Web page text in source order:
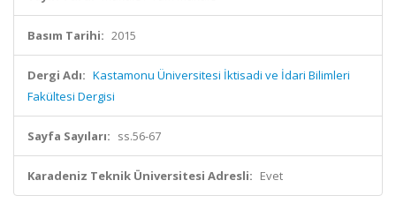
Basım Tarihi: 2015
Dergi Adı: Kastamonu Üniversitesi İktisadi ve İdari Bilimleri
Fakültesi Dergisi
Sayfa Sayıları: ss.56-67
Karadeniz Teknik Üniversitesi Adresli: Evet